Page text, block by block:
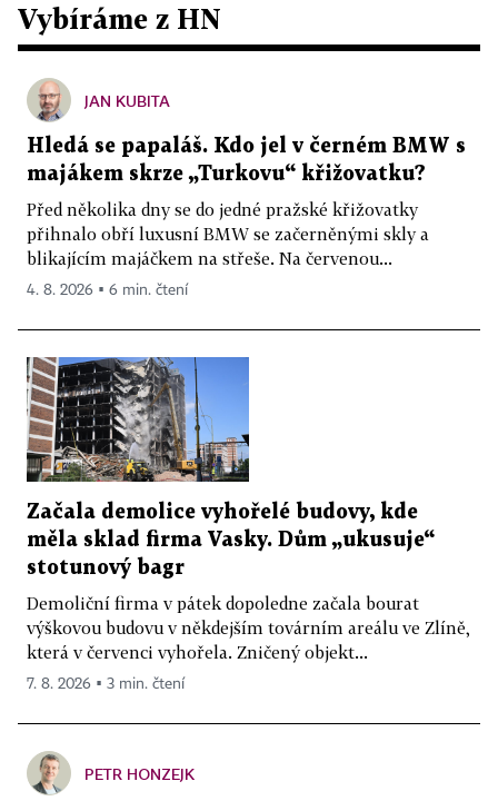
Vybíráme z HN
JAN KUBITA
Hledá se papaláš. Kdo jel v černém BMW s
majákem skrze „Turkovu“ křižovatku?
Před několika dny se do jedné pražské křižovatky
přihnalo obří luxusní BMW se začerněnými skly a
blikajícím majáčkem na střeše. Na červenou...
4. 8. 2026 ▪ 6 min. čtení
Začala demolice vyhořelé budovy, kde
měla sklad firma Vasky. Dům „ukusuje“
stotunový bagr
Demoliční firma v pátek dopoledne začala bourat
výškovou budovu v někdejším továrním areálu ve Zlíně,
která v červenci vyhořela. Zničený objekt...
7. 8. 2026 ▪ 3 min. čtení
PETR HONZEJK